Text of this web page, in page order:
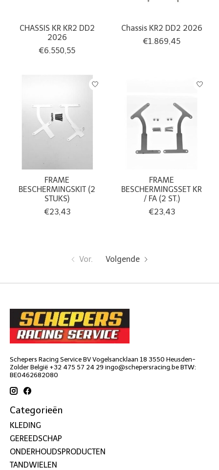
CHASSIS KR KR2 DD2
2026
€6.550,55
Chassis KR2 DD2 2026
€1.869,45
FRAME
BESCHERMINGSKIT (2
STUKS)
€23,43
FRAME
BESCHERMINGSSET KR
/ FA (2 ST.)
€23,43
Vor. Volgende
Schepers Racing Service BV Vogelsancklaan 18 3550 Heusden-
Zolder België +32 475 57 24 29 ingo@schepersracing.beBTW:
BE0462682080
Categorieën
KLEDING
GEREEDSCHAP
ONDERHOUDSPRODUCTEN
TANDWIELEN